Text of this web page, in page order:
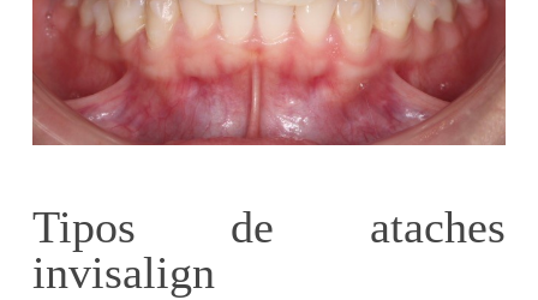
Tipos de ataches
invisalign